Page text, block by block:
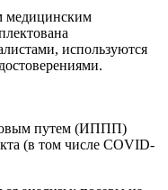
медицинским
используются
путем (ИППП)
(в том числе COVID-